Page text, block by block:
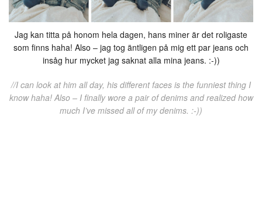
Jag kan titta på honom hela dagen, hans miner är det roligaste
som finns haha! Also – jag tog äntligen på mig ett par jeans och
insåg hur mycket jag saknat alla mina jeans. :-))
//I can look at him all day, his different faces is the funniest thing I
know haha! Also – I finally wore a pair of denims and realized how
much I’ve missed all of my denims. :-))